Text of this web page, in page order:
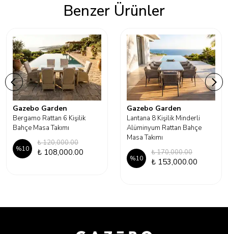
Benzer Ürünler
Gazebo Garden
Bergamo Rattan 6 Kişilik
Bahçe Masa Takımı
%10
₺ 120,000.00
₺ 108,000.00
Gazebo Garden
Lantana 8 Kişilik Minderli
Alüminyum Rattan Bahçe
Masa Takımı
%10
₺ 170,000.00
₺ 153,000.00